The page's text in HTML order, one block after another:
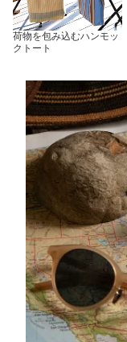
荷物を包み込むハンモッ
クトート